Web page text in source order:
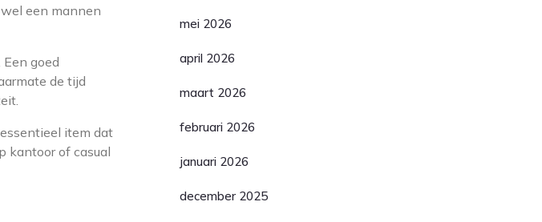
een mannen
goed
de tijd
item dat
kantoor of casual
mei 2026
april 2026
maart 2026
februari 2026
januari 2026
december 2025